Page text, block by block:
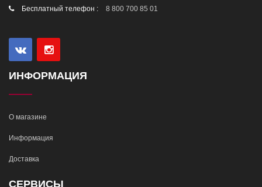
Бесплатный телефон : 8 800 700 85 01
ИНФОРМАЦИЯ
О магазине
Информация
Доставка
СЕРВИСЫ